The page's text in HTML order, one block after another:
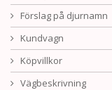
Förslag på djurnamn
Kundvagn
Köpvillkor
Vägbeskrivning